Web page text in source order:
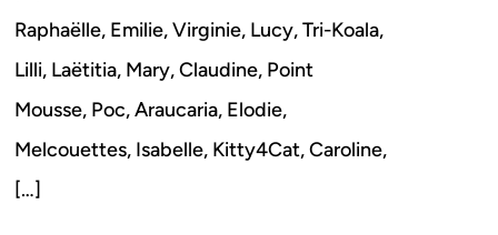
Raphaëlle, Emilie, Virginie, Lucy, Tri-Koala,
Lilli, Laëtitia, Mary, Claudine, Point
Mousse, Poc, Araucaria, Elodie,
Melcouettes, Isabelle, Kitty4Cat, Caroline,
[…]